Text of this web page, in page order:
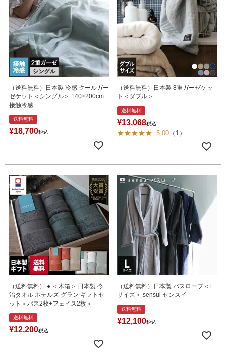
（送料無料）日本製 冷感 クールガー
ゼケット＜シングル＞ 140×200cm
接触冷感
送料無料
¥18,700税込
（送料無料）日本製 8重ガーゼケッ
ト＜ダブル＞
送料無料
¥13,068税込
5.00 （ 1 ）
（送料無料） ● ＜木箱＞ 日本製 今
治タオル ホテルズ グラン ギフトセ
ット＜バス2枚+フェイス2枚＞
送料無料
¥12,200税込
（送料無料）日本製 バスローブ＜L
サイズ＞ sensui センスイ
送料無料
¥12,100税込